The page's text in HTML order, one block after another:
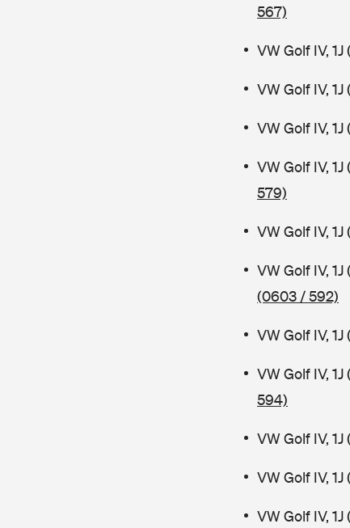
567)
VW Golf IV,
VW Golf IV,
VW Golf IV,
VW Golf IV,
579)
VW Golf IV,
VW Golf IV,
(0603 / 592)
VW Golf IV,
VW Golf IV,
594)
VW Golf IV,
VW Golf IV,
VW Golf IV,